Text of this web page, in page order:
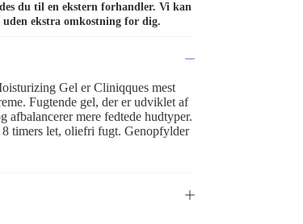
du til en ekstern forhandler. Vi kan
uden ekstra omkostning for dig.
Gel er Cliniqques mest
Fugtende gel, der er udviklet af
afbalancerer mere fedtede hudtyper.
timers let, oliefri fugt. Genopfylder